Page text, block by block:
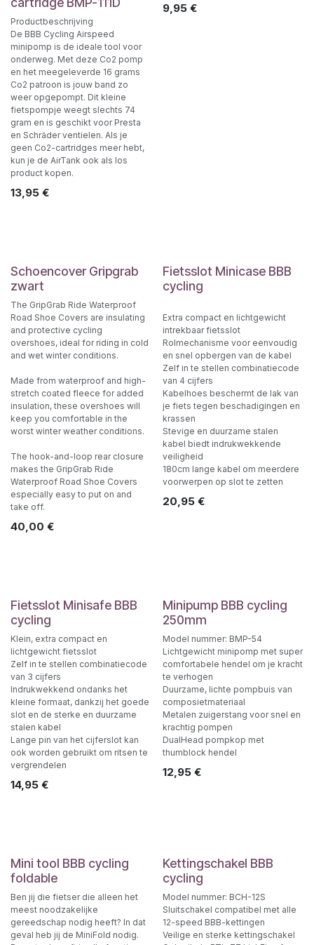
Productbeschrijving
De BBB Cycling Airspeed
minipomp is de ideale tool voor
onderweg. Met deze Co2 pomp
en het meegeleverde 16 grams
Co2 patroon is jouw band zo
weer opgepompt. Dit kleine
fietspompje weegt slechts 74
gram en is geschikt voor Presta
en Schräder ventielen. Als je
geen Co2-cartridges meer hebt,
kun je de AirTank ook als los
product kopen.
13,95 €
9,95€
Schoencover Gripgrab
zwart
The GripGrab Ride Waterproof
Road Shoe Covers are insulating
and protective cycling
overshoes, ideal for riding in cold
and wet winter conditions.
Made from waterproof and high-
stretch coated fleece for added
insulation, these overshoes will
keep you comfortable in the
worst winter weather conditions.
The hook-and-loop rear closure
makes the GripGrab Ride
Waterproof Road Shoe Covers
especially easy to put on and
take off.
40,00 €
Fietsslot Minicase BBB
cycling
Extra compact en lichtgewicht
intrekbaar fietsslot
Rolmechanisme voor eenvoudig
en snel opbergen van de kabel
Zelf in te stellen combinatiecode
van 4 cijfers
Kabelhoes beschermt de lak van
je fiets tegen beschadigingen en
krassen
Stevige en duurzame stalen
kabel biedt indrukwekkende
veiligheid
180cm lange kabel om meerdere
voorwerpen op slot te zetten
20,95€
Fietsslot Minisafe BBB
cycling
Klein, extra compact en
lichtgewicht fietsslot
Zelf in te stellen combinatiecode
van 3 cijfers
Indrukwekkend ondanks het
kleine formaat, dankzij het goede
slot en de sterke en duurzame
stalen kabel
Lange pin van het cijferslot kan
ook worden gebruikt om ritsen te
vergrendelen
14,95 €
Minipump BBB cycling
250mm
Model nummer: BMP-54
Lichtgewicht minipomp met super
comfortabele hendel om je kracht
te verhogen
Duurzame, lichte pompbuis van
composietmateriaal
Metalen zuigerstang voor snel en
krachtig pompen
DualHead pompkop met
thumblock hendel
12,95€
Mini tool BBB cycling
foldable
Ben jij die fietser die alleen het
meest noodzakelijke
gereedschap nodig heeft? In dat
geval heb jij de MiniFold nodig.
Kettingschakel BBB
cycling
Model nummer: BCH-12S
Sluitschakel compatibel met alle
12-speed BBB-kettingen
Veilige en sterke kettingschakel